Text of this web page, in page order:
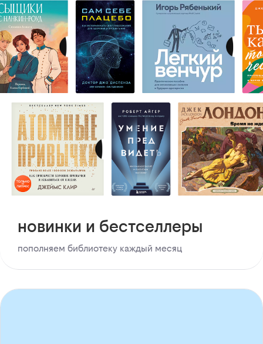
новинки и бестселлеры
пополняем библиотеку каждый месяц